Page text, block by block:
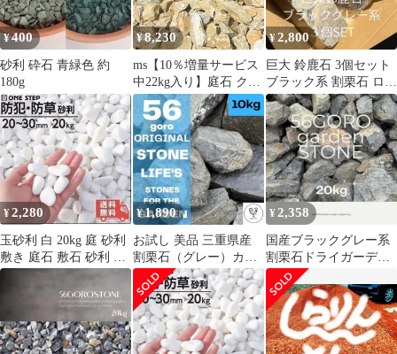
¥400
砂利 砕石 青緑色 約
180g
¥8,230
ms【10％増量サービス
中22kg入り】庭石 クラ
ッシュロック サンドイ
エロー 敷き砂利サイズ
の20?40mm【サイズ
SS】【あこがれのロッ
クガーデンが簡単に】
敷き詰めるだけの簡単
工事で何とかしたかっ
たお庭があっという間
に生き返る ロックガー
デン 栗石 ゴロタ
¥2,800
巨大 鈴鹿石 3個セット
ブラック系 割栗石 ロッ
クガーデン
¥2,280
玉砂利 白 20kg 庭 砂利
敷き 庭石 敷石 砂利 お
しゃれ ホワイト2712
¥1,890
お試し 美品 三重県産
割栗石（グレー）カビ
オン 庭石 石材 約10kg
¥2,358
国産ブラックグレー系
割栗石ドライガーデン
カビオン ガーデンスト
ーン 約20kg